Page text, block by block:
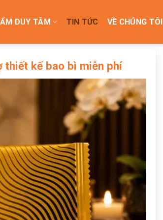
DUY TÂM TIN TỨC VỀ CHÚNG TÔI
thiết kế bao bì miễn phí